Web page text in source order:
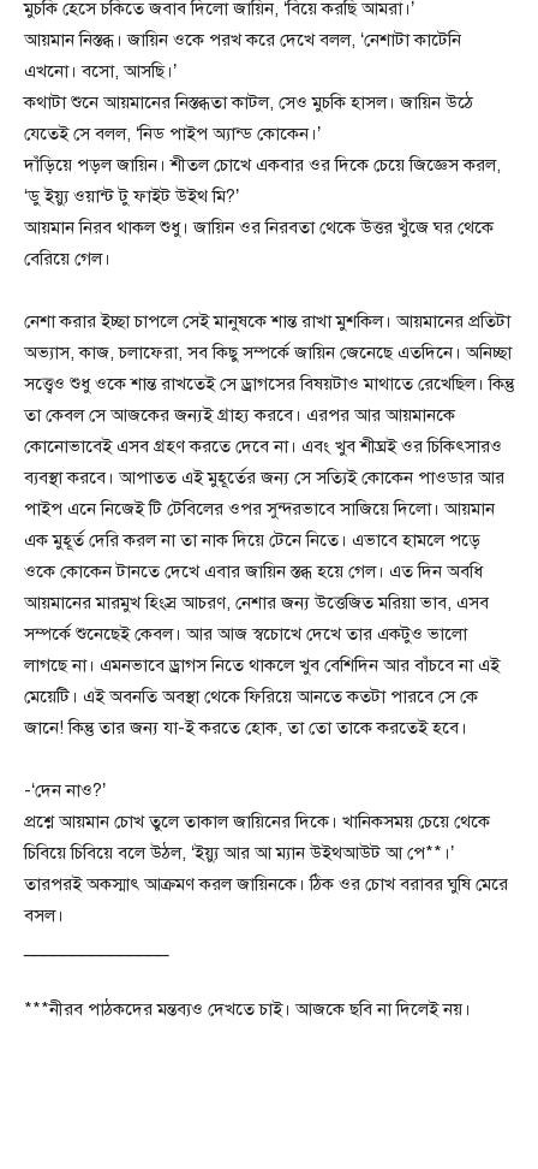
মুচকি হেসে চকিতে জবাব দিলো জায়িন, ‘বিয়ে করছি আমরা।’
আয়মান নিস্তব্ধ। জায়িন ওকে পরখ করে দেখে বলল, ‘নেশাটা কাটেনি
এখনো। বসো, আসছি।’
কথাটা শুনে আয়মানের নিস্তব্ধতা কাটল, সেও মুচকি হাসল। জায়িন উঠে
যেতেই সে বলল, ‘নিড পাইপ অ্যান্ড কোকেন।’
দাঁড়িয়ে পড়ল জায়িন। শীতল চোখে একবার ওর দিকে চেয়ে জিজ্ঞেস করল,
‘ডু ইয়্যু ওয়ান্ট টু ফাইট উইথ মি?’
আয়মান নিরব থাকল শুধু। জায়িন ওর নিরবতা থেকে উত্তর খুঁজে ঘর থেকে
বেরিয়ে গেল।
নেশা করার ইচ্ছা চাপলে সেই মানুষকে শান্ত রাখা মুশকিল। আয়মানের প্রতিটা
অভ্যাস, কাজ, চলাফেরা, সব কিছু সম্পর্কে জায়িন জেনেছে এতদিনে। অনিচ্ছা
সত্ত্বেও শুধু ওকে শান্ত রাখতেই সে ড্রাগসের বিষয়টাও মাথাতে রেখেছিল। কিন্তু
তা কেবল সে আজকের জন্যই গ্রাহ্য করবে। এরপর আর আয়মানকে
কোনোভাবেই এসব গ্রহণ করতে দেবে না। এবং খুব শীঘ্রই ওর চিকিৎসারও
ব্যবস্থা করবে। আপাতত এই মুহূর্তের জন্য সে সত্যিই কোকেন পাওডার আর
পাইপ এনে নিজেই টি টেবিলের ওপর সুন্দরভাবে সাজিয়ে দিলো। আয়মান
এক মুহূর্ত দেরি করল না তা নাক দিয়ে টেনে নিতে। এভাবে হামলে পড়ে
ওকে কোকেন টানতে দেখে এবার জায়িন স্তব্ধ হয়ে গেল। এত দিন অবধি
আয়মানের মারমুখ হিংস্র আচরণ, নেশার জন্য উত্তেজিত মরিয়া ভাব, এসব
সম্পর্কে শুনেছেই কেবল। আর আজ স্বচোখে দেখে তার একটুও ভালো
লাগছে না। এমনভাবে ড্রাগস নিতে থাকলে খুব বেশিদিন আর বাঁচবে না এই
মেয়েটি। এই অবনতি অবস্থা থেকে ফিরিয়ে আনতে কতটা পারবে সে কে
জানে! কিন্তু তার জন্য যা-ই করতে হোক, তা তো তাকে করতেই হবে।
-‘দেন নাও?’
প্রশ্নে আয়মান চোখ তুলে তাকাল জায়িনের দিকে। খানিকসময় চেয়ে থেকে
চিবিয়ে চিবিয়ে বলে উঠল, ‘ইয়্যু আর আ ম্যান উইথআউট আ পে**।’
তারপরই অকস্মাৎ আক্রমণ করল জায়িনকে। ঠিক ওর চোখ বরাবর ঘুষি মেরে
বসল।
***নীরব পাঠকদের মন্তব্যও দেখতে চাই। আজকে ছবি না দিলেই নয়।